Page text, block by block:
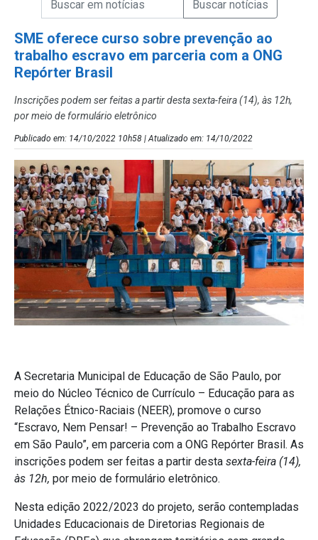
SME oferece curso sobre prevenção ao
trabalho escravo em parceria com a ONG
Repórter Brasil
Inscrições podem ser feitas a partir desta sexta-feira (14), às 12h,
por meio de formulário eletrônico
Publicado em: 14/10/2022 10h58 | Atualizado em: 14/10/2022
A Secretaria Municipal de Educação de São Paulo, por
meio do Núcleo Técnico de Currículo – Educação para as
Relações Étnico-Raciais (NEER), promove o curso
“Escravo, Nem Pensar! – Prevenção ao Trabalho Escravo
em São Paulo”, em parceria com a ONG Repórter Brasil. As
inscrições podem ser feitas a partir desta sexta-feira (14),
às 12h, por meio de formulário eletrônico.
Nesta edição 2022/2023 do projeto, serão contempladas
Unidades Educacionais de Diretorias Regionais de